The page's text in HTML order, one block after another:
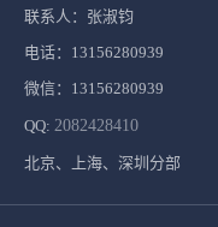
联系人：张淑钧
电话：13156280939
微信：13156280939
QQ: 2082428410
北京、上海、深圳分部